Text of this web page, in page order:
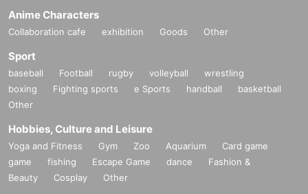
Anime Characters
Collaboration cafe exhibition Goods Other
Sport
baseball Football rugby volleyball
wrestling
boxing
Fighting sports e Sports handball
basketball
Other
Hobbies, Culture and Leisure
Yoga and Fitness Gym Zoo Aquarium
Card game
game
fishing Escape Game dance
Fashion &
Beauty
Cosplay Other